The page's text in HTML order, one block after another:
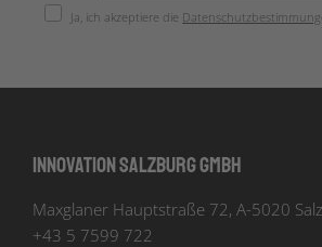
Ja, ich akzeptiere die
Innovation Salzburg GmbH
Maxglaner Hauptstraße 72, A-5020
+43 5 7599 722